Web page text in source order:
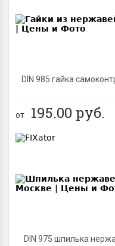
DIN 985 гайка
от 195.00 руб.
DIN 975 шпилька